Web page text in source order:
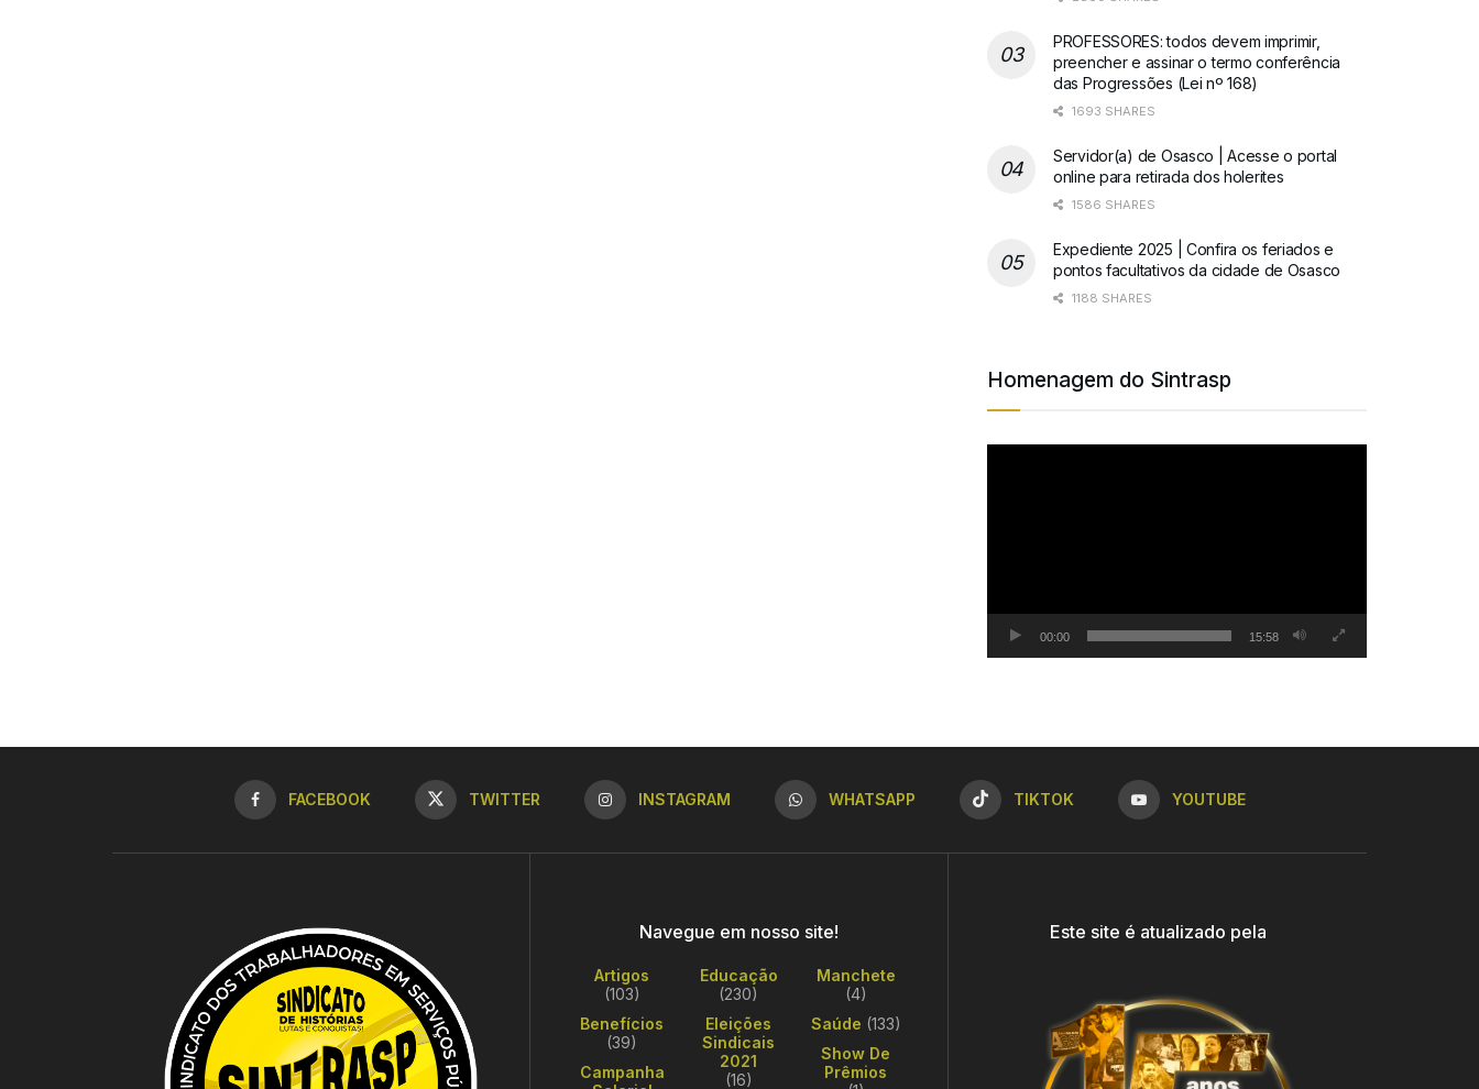
PROFESSORES: todos devem imprimir,
preencher e assinar o termo conferência
das Progressões (Lei nº 168)
1693 SHARES
Servidor(a) de Osasco | Acesse o portal
online para retirada dos holerites
1586 SHARES
Expediente 2025 | Confira os feriados e
pontos facultativos da cidade de Osasco
1188 SHARES
Homenagem do Sintrasp
00:00 15:58
FACEBOOK TWITTER INSTAGRAM WHATSAPP TIKTOK YOUTUBE
Navegue em nosso site!
Artigos
(103)
Benefícios
(39)
Campanha
Educação
(230)
Eleições
Sindicais
2021
(16)
Manchete
(4)
Saúde (133)
Show De
Prêmios
Este site é atualizado pela